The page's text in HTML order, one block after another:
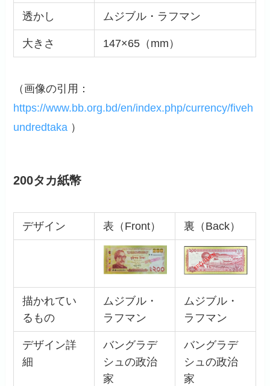
透かし ムジブル・ラフマン
大きさ 147×65（mm）
（画像の引用：
https://www.bb.org.bd/en/index.php/currency/fiveh
undredtaka ）
200タカ紙幣
デザイン 表（Front） 裏（Back）
描かれてい
るもの
ムジブル・
ラフマン
ムジブル・
ラフマン
デザイン詳
細
バングラデ
シュの政治
家
バングラデ
シュの政治
家